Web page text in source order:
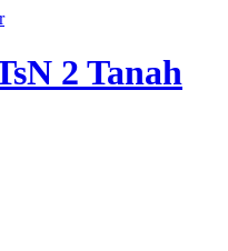
2 Tanah